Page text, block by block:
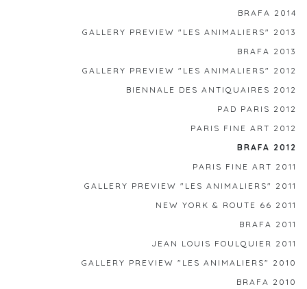
BRAFA 2014
GALLERY PREVIEW "LES ANIMALIERS" 2013
BRAFA 2013
GALLERY PREVIEW "LES ANIMALIERS" 2012
BIENNALE DES ANTIQUAIRES 2012
PAD PARIS 2012
PARIS FINE ART 2012
BRAFA 2012
PARIS FINE ART 2011
GALLERY PREVIEW "LES ANIMALIERS" 2011
NEW YORK & ROUTE 66 2011
BRAFA 2011
JEAN LOUIS FOULQUIER 2011
GALLERY PREVIEW "LES ANIMALIERS" 2010
BRAFA 2010